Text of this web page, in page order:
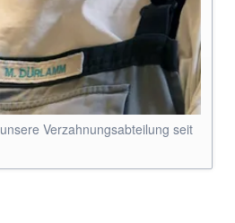
Verzahnungsabteilung seit